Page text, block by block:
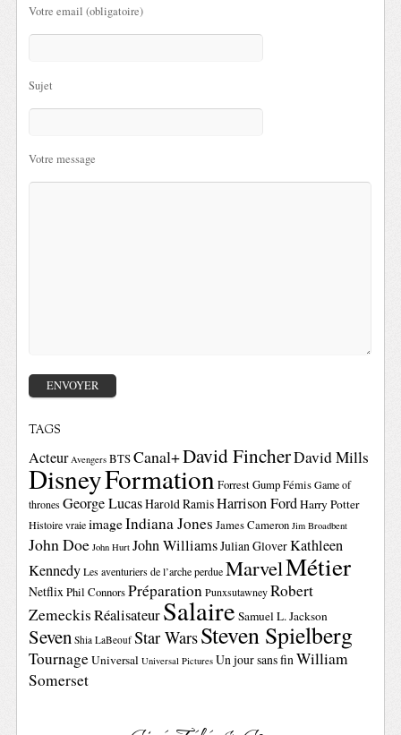
Votre email (obligatoire)
Sujet
Votre message
TAGS
Acteur Avengers BTSCanal+David FincherDavid Mills
DisneyFormationForrest GumpFémis Game of
thrones George LucasHarold RamisHarrison FordHarry Potter
Histoire vraie imageIndiana Jones James Cameron Jim Broadbent
John Doe John Hurt John WilliamsJulian GloverKathleen
Kennedy Les aventuriers de l’arche perdue MarvelMétier
NetflixPhil ConnorsPréparation Punxsutawney Robert
ZemeckisRéalisateurSalaire Samuel L. Jackson
Seven Shia LaBeouf Star WarsSteven Spielberg
TournageUniversal Universal Pictures Un jour sans finWilliam
Somerset